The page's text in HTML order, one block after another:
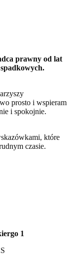
prawny od lat
prosto i wspieram
i spokojnie.
które
czasie.
1